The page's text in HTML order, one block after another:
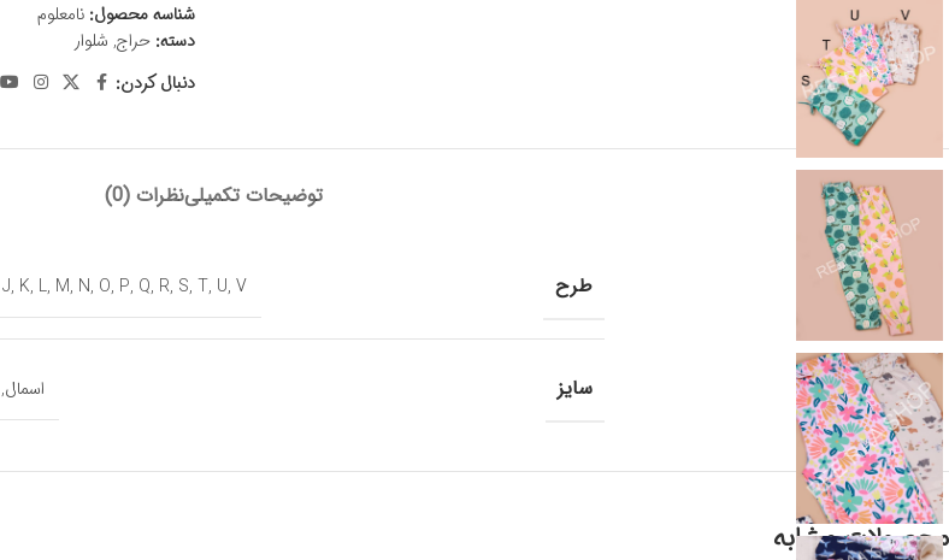
شناسه محصول: نامعلوم
دسته: حراج, شلوار
دنبال کردن:
توضیحات تکمیلینظرات (0)
طرح J, K, L, M, N, O, P, Q, R, S, T, U, V
سایز اسمال,
محصولات مشابه